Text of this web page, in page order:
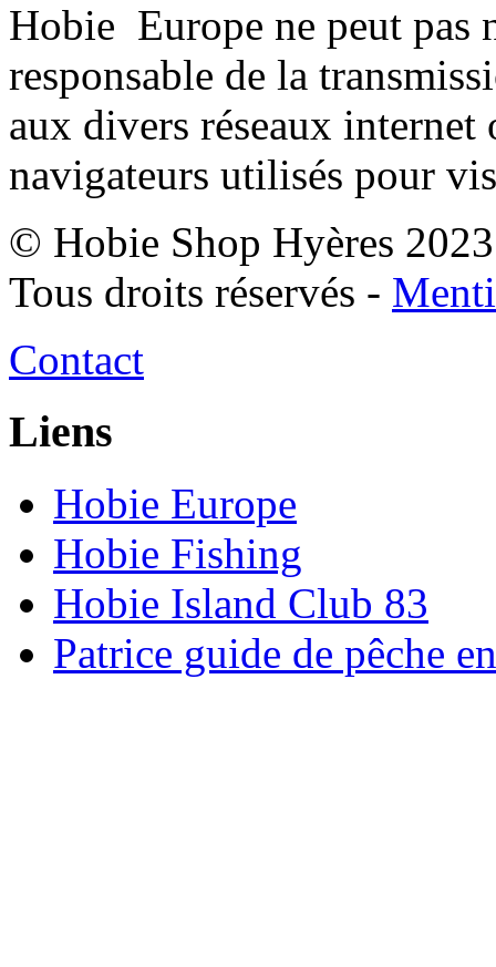
Hobie Europe ne peut pas
responsable de la
aux divers réseaux
navigateurs utilisés pour
© Hobie Shop Hyères 2023
Tous droits réservés -
Contact
Liens
Hobie Europe
Hobie Fishing
Hobie Island Club 83
Patrice guide de pêche